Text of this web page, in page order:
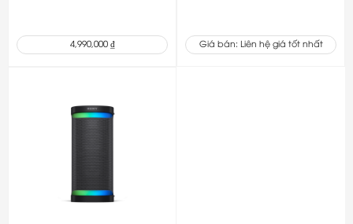
4,990,000 ₫ Giá bán: Liên hệ giá tốt nhất